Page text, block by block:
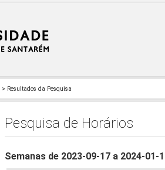
> Resultados da Pesquisa
Pesquisa de Horários
Semanas de 2023-09-17 a 2024-01-